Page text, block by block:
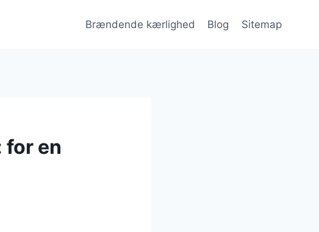
Brændende kærlighed Blog Sitemap
en